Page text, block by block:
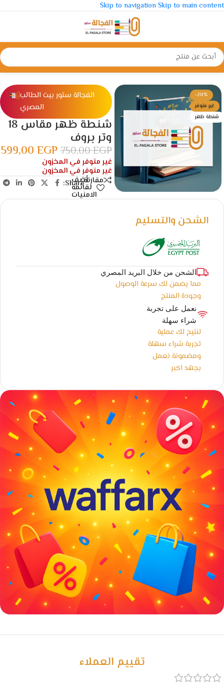
Skip to navigationSkip to main content
الرئيسية/شنط و مقالم/شنط
-20%
غير متوفر
شنطة ظهر
الفجالة ستور بيت الطالب
المصري
شنطة ظهر مقاس 18
وتر بروف
750,00EGP
599,00 EGP
غير متوفر في المخزون
غير متوفر في المخزون
مقارنةأضف
لقائمة
الامنيات
Share:
الشحن والتسليم
الشحن من خلال البريد المصري
مما يضمن لك سرعة الوصول
وجودة المنتج
نعمل على تجربة
شراء سهلة
لنتيح لك عملية
تجربة شراء سهلة
ومضمونة نعمل
بجهد اكبر
خصومات كبيرة
تقييم العملاء